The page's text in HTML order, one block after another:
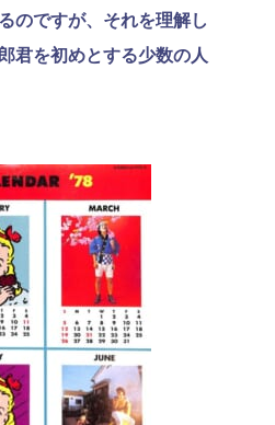
のですが、それを理解し
君を初めとする少数の人